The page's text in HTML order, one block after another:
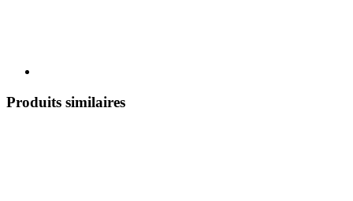
Produits similaires